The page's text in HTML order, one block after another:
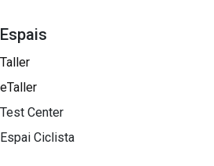
Espais
Taller
eTaller
Test Center
Espai Ciclista